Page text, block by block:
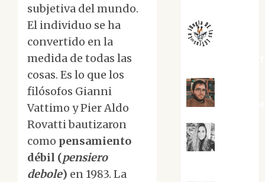
subjetiva del mundo.
El individuo se ha
convertido en la
medida de todas las
cosas. Es lo que los
filósofos Gianni
Vattimo y Pier Aldo
Rovatti bautizaron
como pensamiento
débil (pensiero
debole) en 1983. La